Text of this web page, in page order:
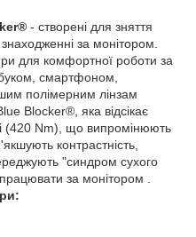
- створені для зняття
за монітором.
для комфортної роботи за
смартфоном,
полімерним лінзам
Blocker®, яка відсікає
(420 Nm), що випромінюють
контрастність,
"синдром сухого
за монітором .